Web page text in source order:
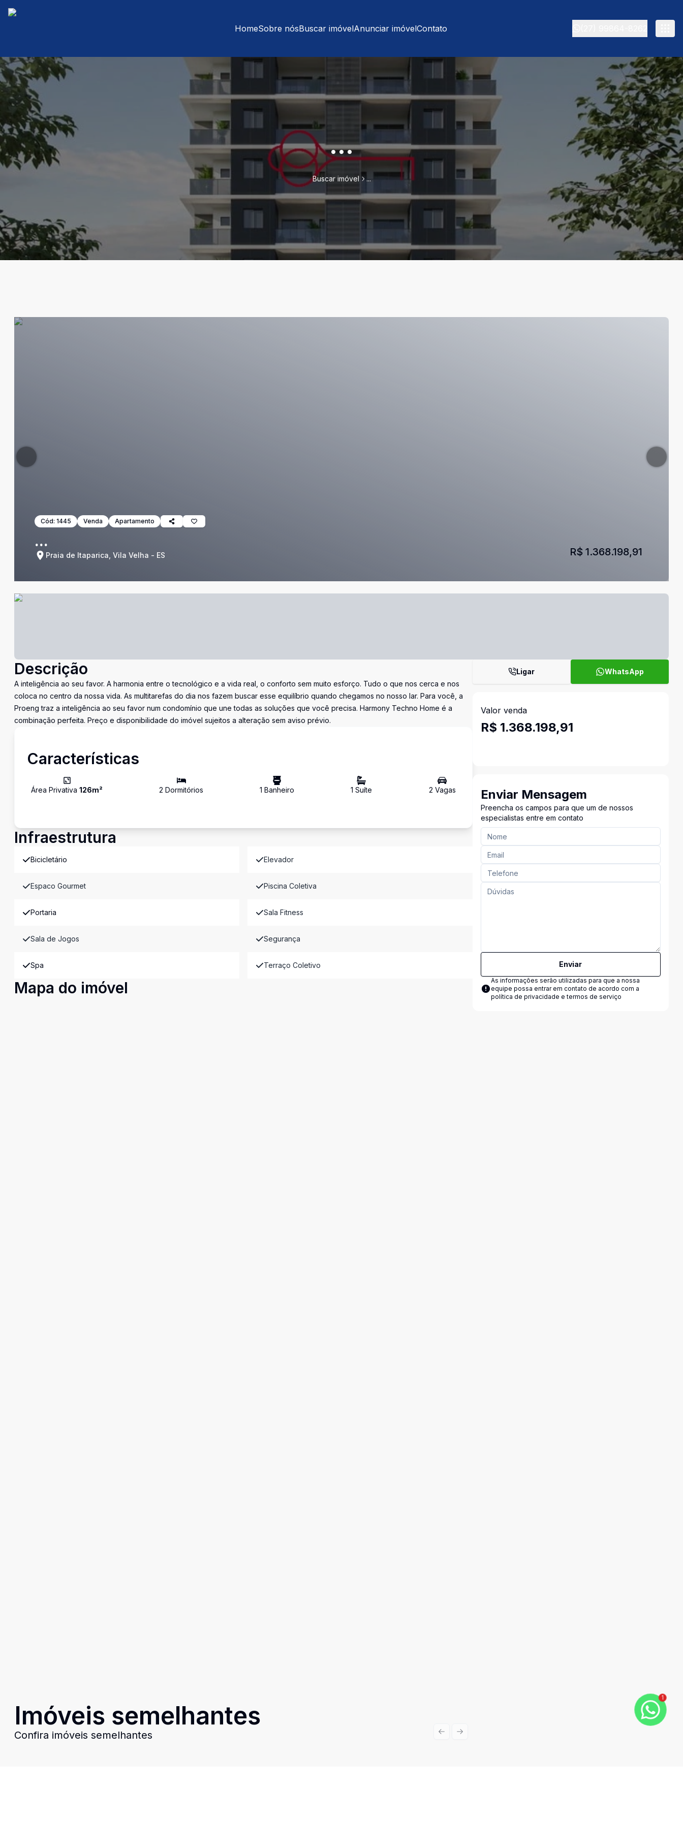
HomeSobre nósBuscar imóvelAnunciar imóvelContato
...
Buscar imóvel ...
Cód: 1445 Venda Apartamento
...
Praia de Itaparica, Vila Velha - ES R$ 1.368.198,91
Descrição
A inteligência ao seu favor. A harmonia entre o tecnológico e a vida real, o conforto sem muito esforço. Tudo o que nos cerca e nos
coloca no centro da nossa vida. As multitarefas do dia nos fazem buscar esse equilíbrio quando chegamos no nosso lar. Para você, a
Proeng traz a inteligência ao seu favor num condomínio que une todas as soluções que você precisa. Harmony Techno Home é a
combinação perfeita. Preço e disponibilidade do imóvel sujeitos a alteração sem aviso prévio.
Características
Área Privativa 126m² 2 Dormitórios 1 Banheiro 1 Suíte 2 Vagas
Infraestrutura
Bicicletário Elevador
Espaco Gourmet Piscina Coletiva
Portaria Sala Fitness
Sala de Jogos Segurança
Spa Terraço Coletivo
Mapa do imóvel
Imóveis semelhantes
Confira imóveis semelhantes Previous slide
Next slide
Ligar WhatsApp
Valor venda
R$ 1.368.198,91
Enviar Mensagem
Preencha os campos para que um de nossos
especialistas entre em contato
Enviar
As informações serão utilizadas para que a nossa
equipe possa entrar em contato de acordo com a
política de privacidade e termos de serviço
1